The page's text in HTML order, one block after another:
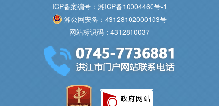
ICP备案编号：湘ICP备10004460号-1
湘公网安备：43128102000103号
网站标识码：4312810037